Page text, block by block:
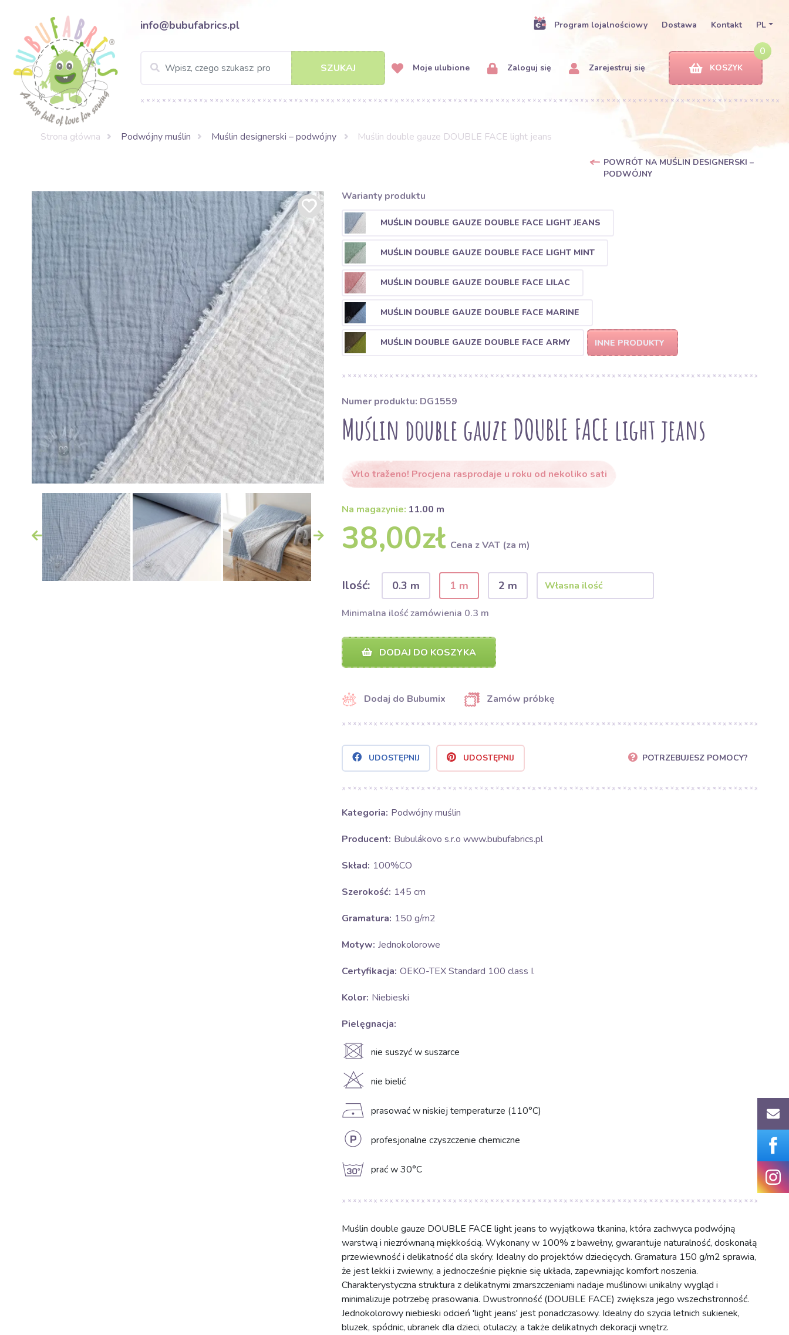
info@bubufabrics.pl Program lojalnościowy Dostawa Kontakt PL
SZUKAJ Moje ulubione Zaloguj się Zarejestruj się
0
KOSZYK
Strona główna Podwójny muślin Muślin designerski – podwójny Muślin double gauze DOUBLE FACE light jeans
POWRÓT NA MUŚLIN DESIGNERSKI –
PODWÓJNY
Warianty produktu
MUŚLIN DOUBLE GAUZE DOUBLE FACE LIGHT JEANS
MUŚLIN DOUBLE GAUZE DOUBLE FACE LIGHT MINT
MUŚLIN DOUBLE GAUZE DOUBLE FACE LILAC
MUŚLIN DOUBLE GAUZE DOUBLE FACE MARINE
MUŚLIN DOUBLE GAUZE DOUBLE FACE ARMY INNE PRODUKTY
Numer produktu: DG1559
Muślin double gauze DOUBLE FACE light jeans
Vrlo traženo! Procjena rasprodaje u roku od nekoliko sati
Na magazynie: 11.00 m
38,00zł Cena z VAT (za m)
Ilość: 0.3 m 1 m 2 m
Minimalna ilość zamówienia 0.3 m
DODAJ DO KOSZYKA
Dodaj do Bubumix Zamów próbkę
UDOSTĘPNIJ UDOSTĘPNIJ POTRZEBUJESZ POMOCY?
Kategoria: Podwójny muślin
Producent: Bubulákovo s.r.o www.bubufabrics.pl
Skład: 100%CO
Szerokość: 145 cm
Gramatura: 150 g/m2
Motyw: Jednokolorowe
Certyfikacja: OEKO-TEX Standard 100 class I.
Kolor: Niebieski
Pielęgnacja:
U nie suszyć w suszarce
H nie bielić
D prasować w niskiej temperaturze (110°C)
L profesjonalne czyszczenie chemiczne
g prać w 30°C
Muślin double gauze DOUBLE FACE light jeans to wyjątkowa tkanina, która zachwyca podwójną
warstwą i niezrównaną miękkością. Wykonany w 100% z bawełny, gwarantuje naturalność, doskonałą
przewiewność i delikatność dla skóry. Idealny do projektów dziecięcych. Gramatura 150 g/m2 sprawia,
że jest lekki i zwiewny, a jednocześnie pięknie się układa, zapewniając komfort noszenia.
Charakterystyczna struktura z delikatnymi zmarszczeniami nadaje muślinowi unikalny wygląd i
minimalizuje potrzebę prasowania. Dwustronność (DOUBLE FACE) zwiększa jego wszechstronność.
Jednokolorowy niebieski odcień 'light jeans' jest ponadczasowy. Idealny do szycia letnich sukienek,
bluzek, spódnic, ubranek dla dzieci, otulaczy, a także delikatnych dekoracji wnętrz.